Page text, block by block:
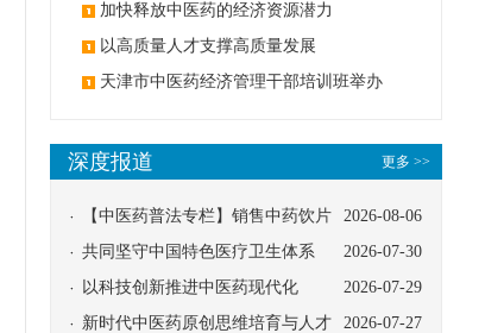
加快释放中医药的经济资源潜力
以高质量人才支撑高质量发展
天津市中医药经济管理干部培训班举办
更多 >>
深度报道
2026-08-06
【中医药普法专栏】销售中药饮片
应告知煎服方法及注意事项
2026-07-30
共同坚守中国特色医疗卫生体系
2026-07-29
以科技创新推进中医药现代化
2026-07-27
新时代中医药原创思维培育与人才